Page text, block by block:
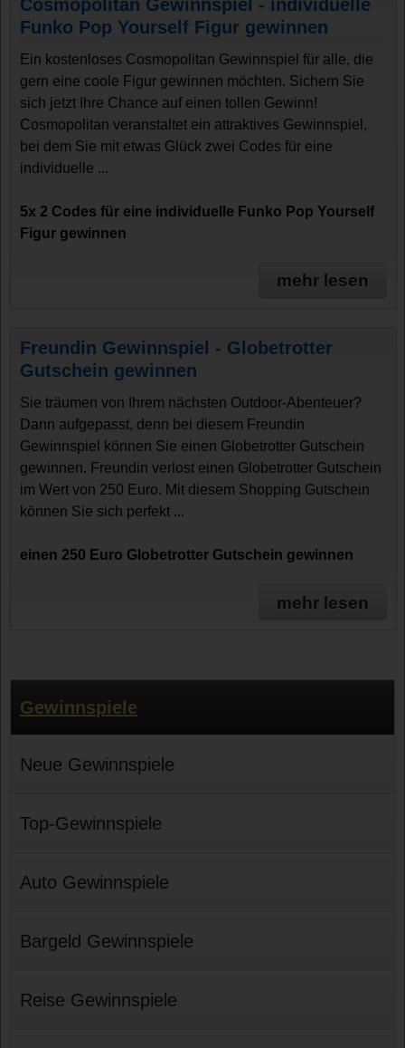
Cosmopolitan Gewinnspiel - individuelle
Funko Pop Yourself Figur gewinnen
Ein kostenloses Cosmopolitan Gewinnspiel für alle, die
gern eine coole Figur gewinnen möchten. Sichern Sie
sich jetzt Ihre Chance auf einen tollen Gewinn!
Cosmopolitan veranstaltet ein attraktives Gewinnspiel,
bei dem Sie mit etwas Glück zwei Codes für eine
individuelle ...
5x 2 Codes für eine individuelle Funko Pop Yourself
Figur gewinnen
mehr lesen
Freundin Gewinnspiel - Globetrotter
Gutschein gewinnen
Sie träumen von Ihrem nächsten Outdoor-Abenteuer?
Dann aufgepasst, denn bei diesem Freundin
Gewinnspiel können Sie einen Globetrotter Gutschein
gewinnen. Freundin verlost einen Globetrotter Gutschein
im Wert von 250 Euro. Mit diesem Shopping Gutschein
können Sie sich perfekt ...
einen 250 Euro Globetrotter Gutschein gewinnen
mehr lesen
Gewinnspiele
Neue Gewinnspiele
Top-Gewinnspiele
Auto Gewinnspiele
Bargeld Gewinnspiele
Reise Gewinnspiele